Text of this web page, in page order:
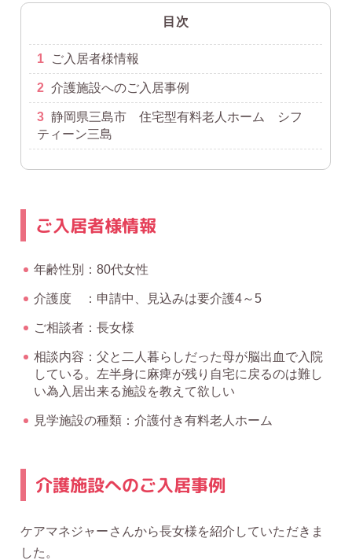
目次
1 ご入居者様情報
2 介護施設へのご入居事例
3 静岡県三島市 住宅型有料老人ホーム シフ
ティーン三島
ご入居者様情報
年齢性別：80代女性
介護度 ：申請中、見込みは要介護4～5
ご相談者：長女様
相談内容：父と二人暮らしだった母が脳出血で入院
している。左半身に麻痺が残り自宅に戻るのは難し
い為入居出来る施設を教えて欲しい
見学施設の種類：介護付き有料老人ホーム
介護施設へのご入居事例
ケアマネジャーさんから長女様を紹介していただきま
した。